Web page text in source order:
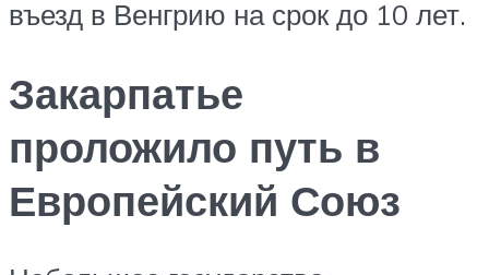
въезд в Венгрию на срок до 10 лет.
Закарпатье
проложило путь в
Европейский Союз